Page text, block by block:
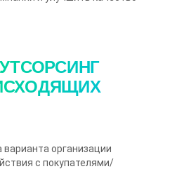
организации
с покупателями/